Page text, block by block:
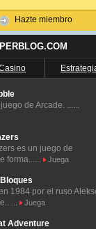
Hazte miembro
de Arcade. ......
es un juego de
forma......
Juega
1984 por el ruso
Juega
Adventure